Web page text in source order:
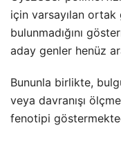
için varsayılan ortak
bulunmadığını
aday genler henüz
Bununla birlikte,
veya davranışı
fenotipi